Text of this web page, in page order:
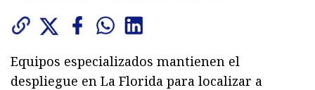
Equipos especializados mantienen el
despliegue en La Florida para localizar a